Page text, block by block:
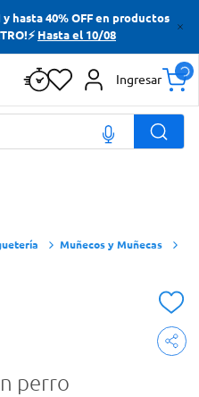
y hasta 40% OFF en productos
Hasta el 10/08
Ingresar
Muñecos y Muñecas
perro